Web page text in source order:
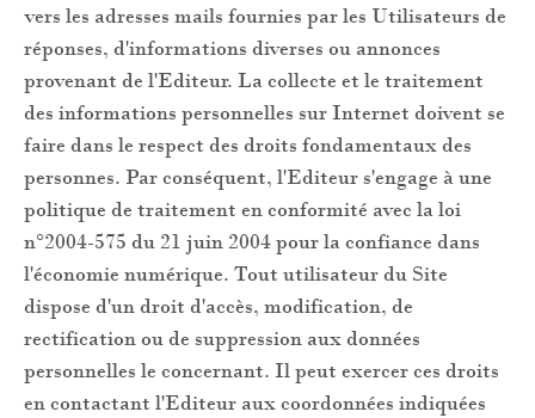
vers les adresses mails fournies par les Utilisateurs de
réponses, d'informations diverses ou annonces
provenant de l'Editeur. La collecte et le traitement
des informations personnelles sur Internet doivent se
faire dans le respect des droits fondamentaux des
personnes. Par conséquent, l'Editeur s'engage à une
politique de traitement en conformité avec la loi
n°2004-575 du 21 juin 2004 pour la confiance dans
l'économie numérique. Tout utilisateur du Site
dispose d'un droit d'accès, modification, de
rectification ou de suppression aux données
personnelles le concernant. Il peut exercer ces droits
en contactant l'Editeur aux coordonnées indiquées